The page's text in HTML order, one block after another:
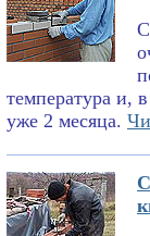
температура и,
уже 2 месяца.